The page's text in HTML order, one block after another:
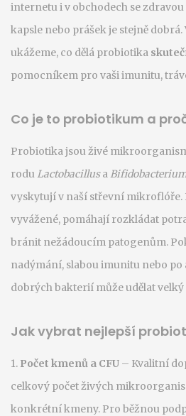
internetu i v obchodech se
kapsle nebo prášek je stejně
ukážeme, co dělá probiotika
pomocníkem pro vaši imunitu,
Co je to probiotikum a
Probiotika jsou živé
roduLactobacillusa
vyskytují v naší střevní mikroflóře.
vyvážené, pomáhají rozkládat
bránit nežádoucím patogenům.
nadýmání, slabou imunitu nebo
dobrých bakterií může udělat
Jak vybrat nejlepší
1. Počet kmenů a CFU – Kvalitní
celkový počet živých
konkrétní kmeny. Pro běžnou